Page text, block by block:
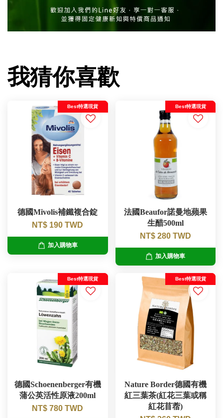
我猜你喜歡
Best特選現貨
德國Mivolis補鐵複合錠
NT$ 190 TWD
加入購物車
Best特選現貨
法國Beaufor諾曼地蘋果
生醋500ml
NT$ 280 TWD
加入購物車
Best特選現貨
德國Schoenenberger有機
蒲公英活性原液200ml
NT$ 780 TWD
Best特選現貨
Nature Border德國有機
紅三葉茶(紅花三葉或稱
紅花苜蓿)